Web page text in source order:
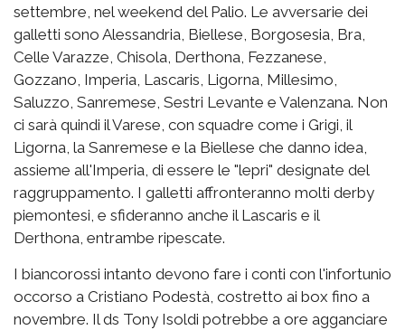
settembre, nel weekend del Palio. Le avversarie dei
galletti sono Alessandria, Biellese, Borgosesia, Bra,
Celle Varazze, Chisola, Derthona, Fezzanese,
Gozzano, Imperia, Lascaris, Ligorna, Millesimo,
Saluzzo, Sanremese, Sestri Levante e Valenzana. Non
ci sarà quindi il Varese, con squadre come i Grigi, il
Ligorna, la Sanremese e la Biellese che danno idea,
assieme all'Imperia, di essere le "lepri" designate del
raggruppamento. I galletti affronteranno molti derby
piemontesi, e sfideranno anche il Lascaris e il
Derthona, entrambe ripescate.
I biancorossi intanto devono fare i conti con l'infortunio
occorso a Cristiano Podestà, costretto ai box fino a
novembre. Il ds Tony Isoldi potrebbe a ore agganciare